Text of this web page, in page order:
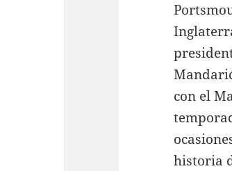
con el
historia